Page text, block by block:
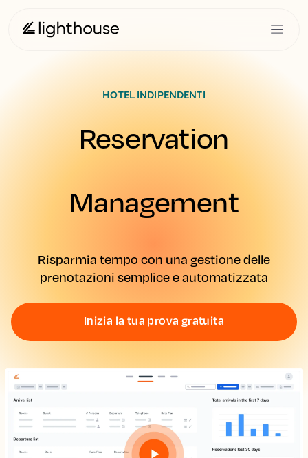
HOTEL INDIPENDENTI
Reservation
Management
Risparmia tempo con una gestione delle
prenotazioni semplice e automatizzata
Inizia la tua prova gratuita